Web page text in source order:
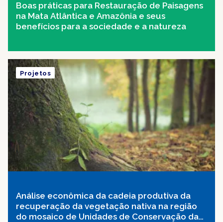
Boas práticas para Restauração de Paisagens
na Mata Atlântica e Amazônia e seus
benefícios para a sociedade e a natureza
Análise econômica da cadeia produtiva da
recuperação da vegetação nativa na região
do mosaico de Unidades de Conservação da
Projetos